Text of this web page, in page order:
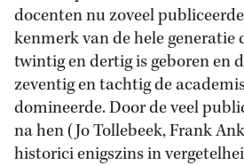
docenten nu zoveel
kenmerk van de hele generatie
twintig en dertig is geboren en
zeventig en tachtig de
domineerde. Door de veel
na hen (Jo Tollebeek, Frank
historici enigszins in